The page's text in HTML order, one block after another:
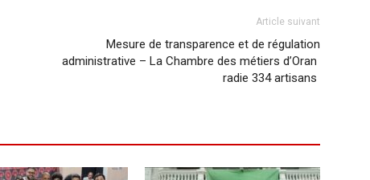
Article suivant
Mesure de transparence et de régulation
administrative – La Chambre des métiers d’Oran
radie 334 artisans